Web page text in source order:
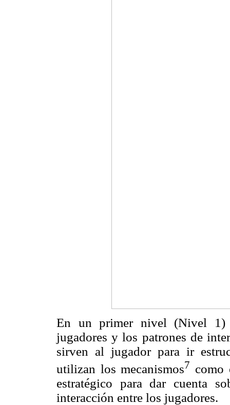
En un primer nivel (Nivel 1)
jugadores y los patrones de
sirven al jugador para ir
utilizan los mecanismos7 como
estratégico para dar cuenta
interacción entre los jugadores.